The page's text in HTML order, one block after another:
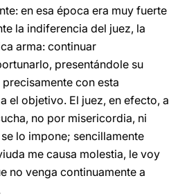
en esa época era muy fuerte
la indiferencia del juez, la
arma: continuar
presentándole su
con esta
el objetivo. El juez, en efecto, a
no por misericordia, ni
lo impone; sencillamente
me causa molestia, le voy
no venga continuamente a